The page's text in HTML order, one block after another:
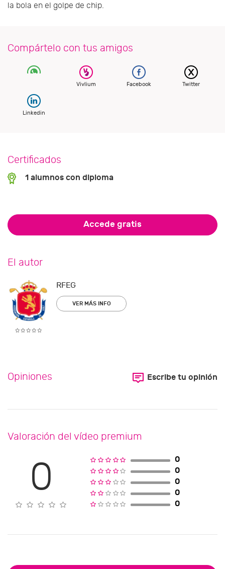
la bola en el golpe de chip.
Compártelo con tus amigos
Vivlium Facebook Twitter
Linkedin
Certificados
1 alumnos con diploma
Accede gratis
El autor
RFEG
VER MÁS INFO
Opiniones Escribe tu opinión
Valoración del vídeo premium
0
0
0
0
0
0